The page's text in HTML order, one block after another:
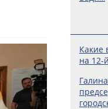
Какие
на 12-